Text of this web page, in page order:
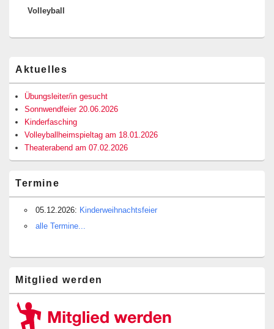
Beitrag:
Volleyball
Seitenleisten-
Widgetbereich
Aktuelles
Übungsleiter/in gesucht
Sonnwendfeier 20.06.2026
Kinderfasching
Volleyballheimspieltag am 18.01.2026
Theaterabend am 07.02.2026
Termine
05.12.2026: Kinderweihnachtsfeier
alle Termine...
Mitglied werden